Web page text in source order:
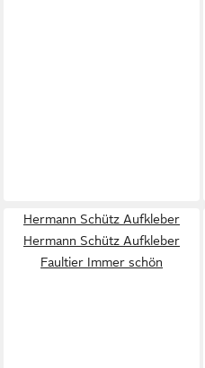
Hermann Schütz Aufkleber
Hermann Schütz Aufkleber
Faultier Immer schön